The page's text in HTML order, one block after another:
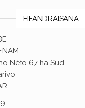
FIFANDRAISANA
Néto 67 ha Sud